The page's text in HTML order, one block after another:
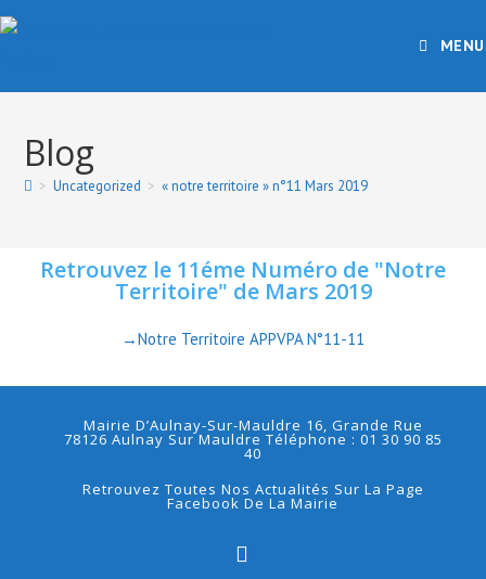
MENU
Blog
> Uncategorized > « notre territoire » n°11 Mars 2019
Retrouvez le 11éme Numéro de "Notre
Territoire" de Mars 2019
→Notre Territoire APPVPA N°11-11
Mairie D’Aulnay-Sur-Mauldre 16, Grande Rue
78126 Aulnay Sur Mauldre Téléphone : 01 30 90 85
40
Retrouvez Toutes Nos Actualités Sur La Page
Facebook De La Mairie